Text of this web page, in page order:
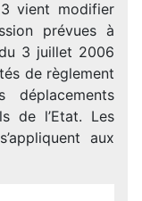
vient modifier
prévues à
3 juillet 2006
de règlement
de l’Etat. Les
aux